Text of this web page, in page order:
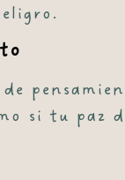
si tu paz